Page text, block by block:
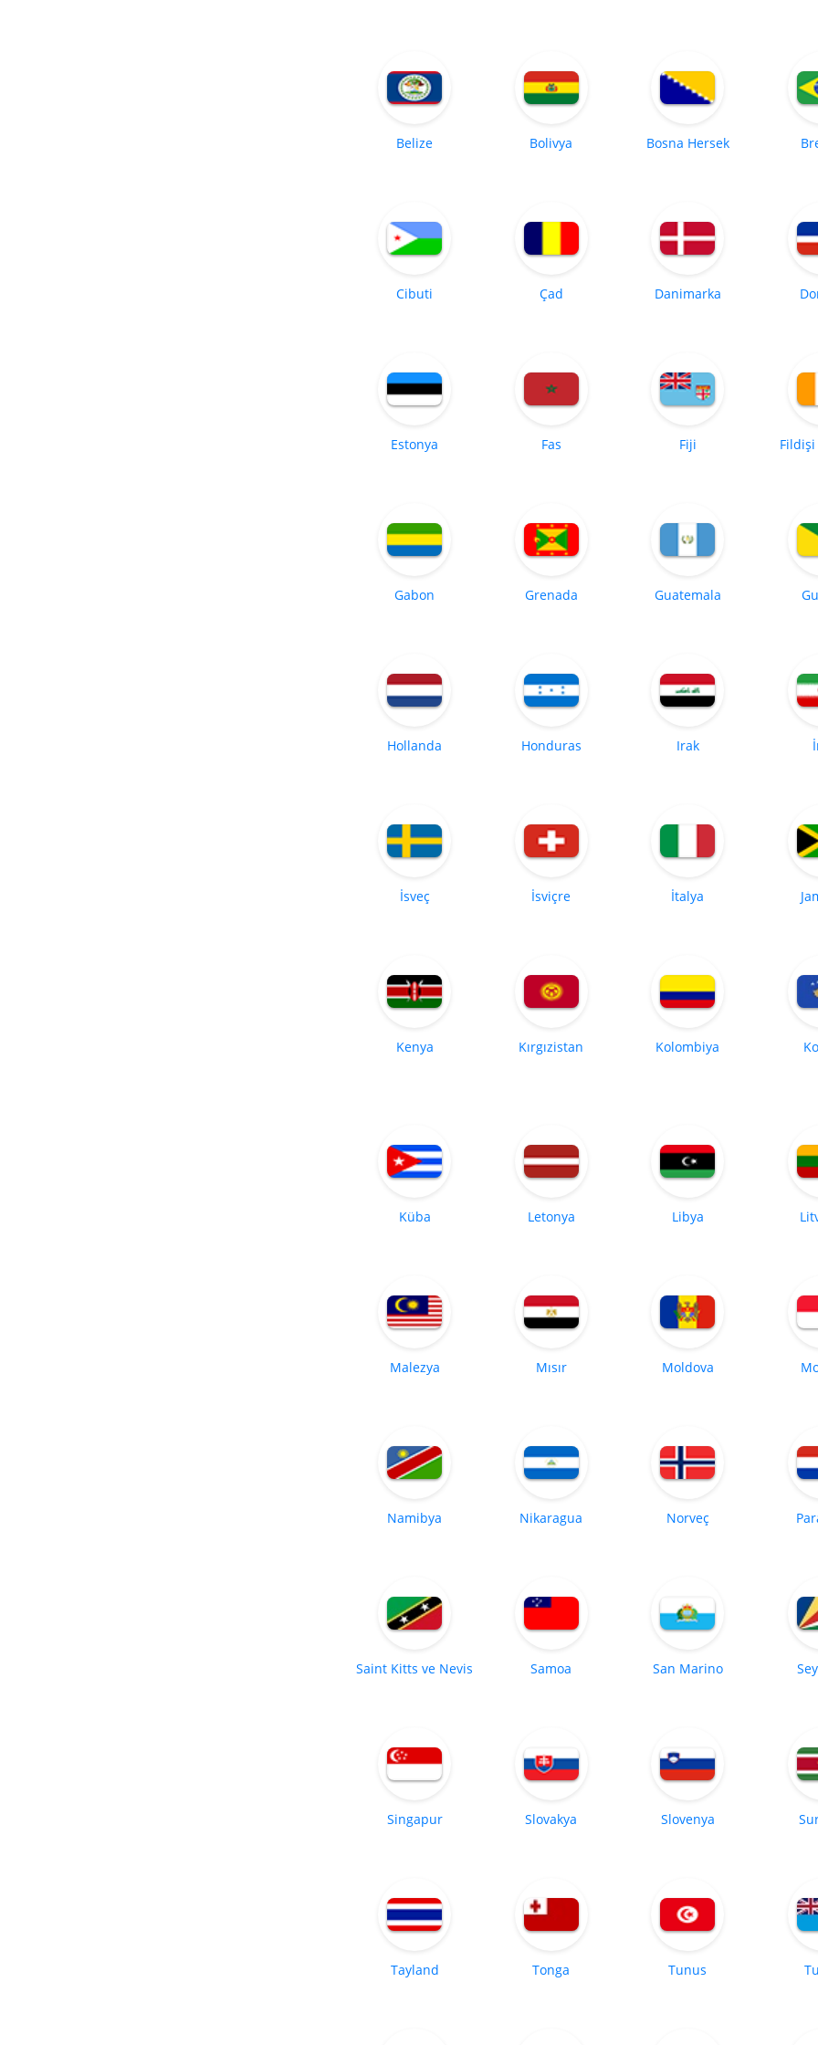
Belize Bolivya Bosna Hersek
Cibuti Çad Danimarka
Estonya Fas Fiji
Gabon Grenada Guatemala
Hollanda Honduras Irak
İsveç İsviçre İtalya
Kenya Kırgızistan Kolombiya
Küba Letonya Libya
Malezya Mısır Moldova
Namibya Nikaragua Norveç
Saint Kitts ve Nevis Samoa San Marino
Singapur Slovakya Slovenya
Tayland Tonga Tunus